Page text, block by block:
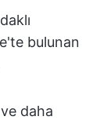
bulunan
daha